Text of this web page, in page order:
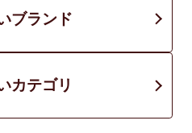
ブランド
カテゴリ